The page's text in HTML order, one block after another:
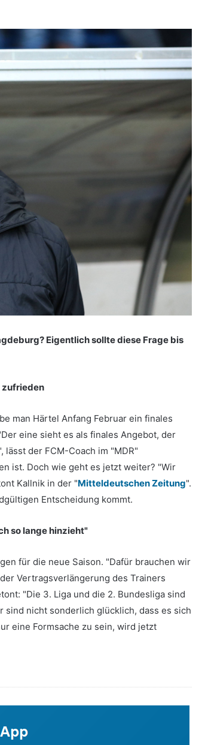
Eigentlich sollte diese Frage bis
zufrieden
man Härtel Anfang Februar ein finales
eine sieht es als finales Angebot, der
lässt der FCM-Coach im "MDR"
ist. Doch wie geht es jetzt weiter? "Wir
Kallnik in der "Mitteldeutschen Zeitung".
Entscheidung kommt.
so lange hinzieht"
für die neue Saison. "Dafür brauchen wir
Vertragsverlängerung des Trainers
"Die 3. Liga und die 2. Bundesliga sind
nicht sonderlich glücklich, dass es sich
eine Formsache zu sein, wird jetzt